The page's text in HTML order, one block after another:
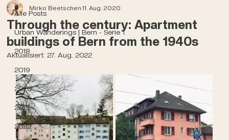
Alle Posts
Urban Wanderings | Bern - Serie 1
2018
2019
2020
2021
2022
Through the century: Apartment
buildings of Bern from the 1940s
Mirko Beetschen11. Aug. 2020
Aktualisiert: 27. Aug. 2022